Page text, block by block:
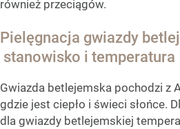
również przeciągów.
Pielęgnacja gwiazdy
stanowisko i temperatura
Gwiazda betlejemska pochodzi z
gdzie jest ciepło i świeci słońce.
dla gwiazdy betlejemskiej